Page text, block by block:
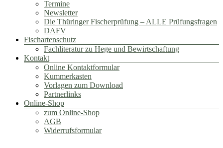
Termine
Newsletter
Die Thüringer Fischerprüfung – ALLE Prüfungsfragen
DAFV
Fischartenschutz
Fachliteratur zu Hege und Bewirtschaftung
Kontakt
Online Kontaktformular
Kummerkasten
Vorlagen zum Download
Partnerlinks
Online-Shop
zum Online-Shop
AGB
Widerrufsformular